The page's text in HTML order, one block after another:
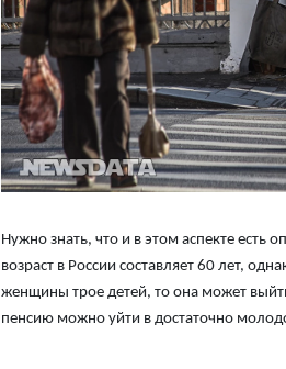
Нужно знать, что и в этом аспекте
возраст в России составляет 60 лет,
женщины трое детей, то она может
пенсию можно уйти в достаточно